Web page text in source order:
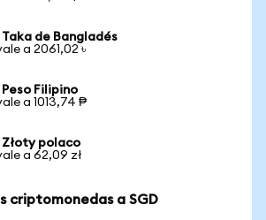
de Bangladés
a 2061,02 ৳
Filipino
a 1013,74 ₱
Złoty polaco
a 62,09 zł
criptomonedas a SGD